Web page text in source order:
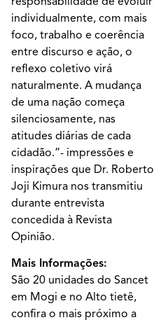
individualmente, com mais
foco, trabalho e coerência
entre discurso e ação, o
reflexo coletivo virá
naturalmente. A mudança
de uma nação começa
silenciosamente, nas
atitudes diárias de cada
cidadão.”- impressões e
inspirações que Dr. Roberto
Joji Kimura nos transmitiu
durante entrevista
concedida à Revista
Opinião.
Mais Informações:
São 20 unidades do Sancet
em Mogi e no Alto tietê,
confira o mais próximo a